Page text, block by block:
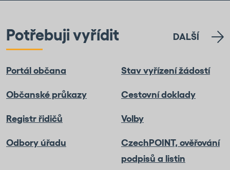
Potřebuji vyřídit DALŠÍ
Portál občana Stav vyřízení žádostí
Občanské průkazy Cestovní doklady
Registr řidičů Volby
Odbory úřadu
CzechPOINT, ověřování
podpisů a listin